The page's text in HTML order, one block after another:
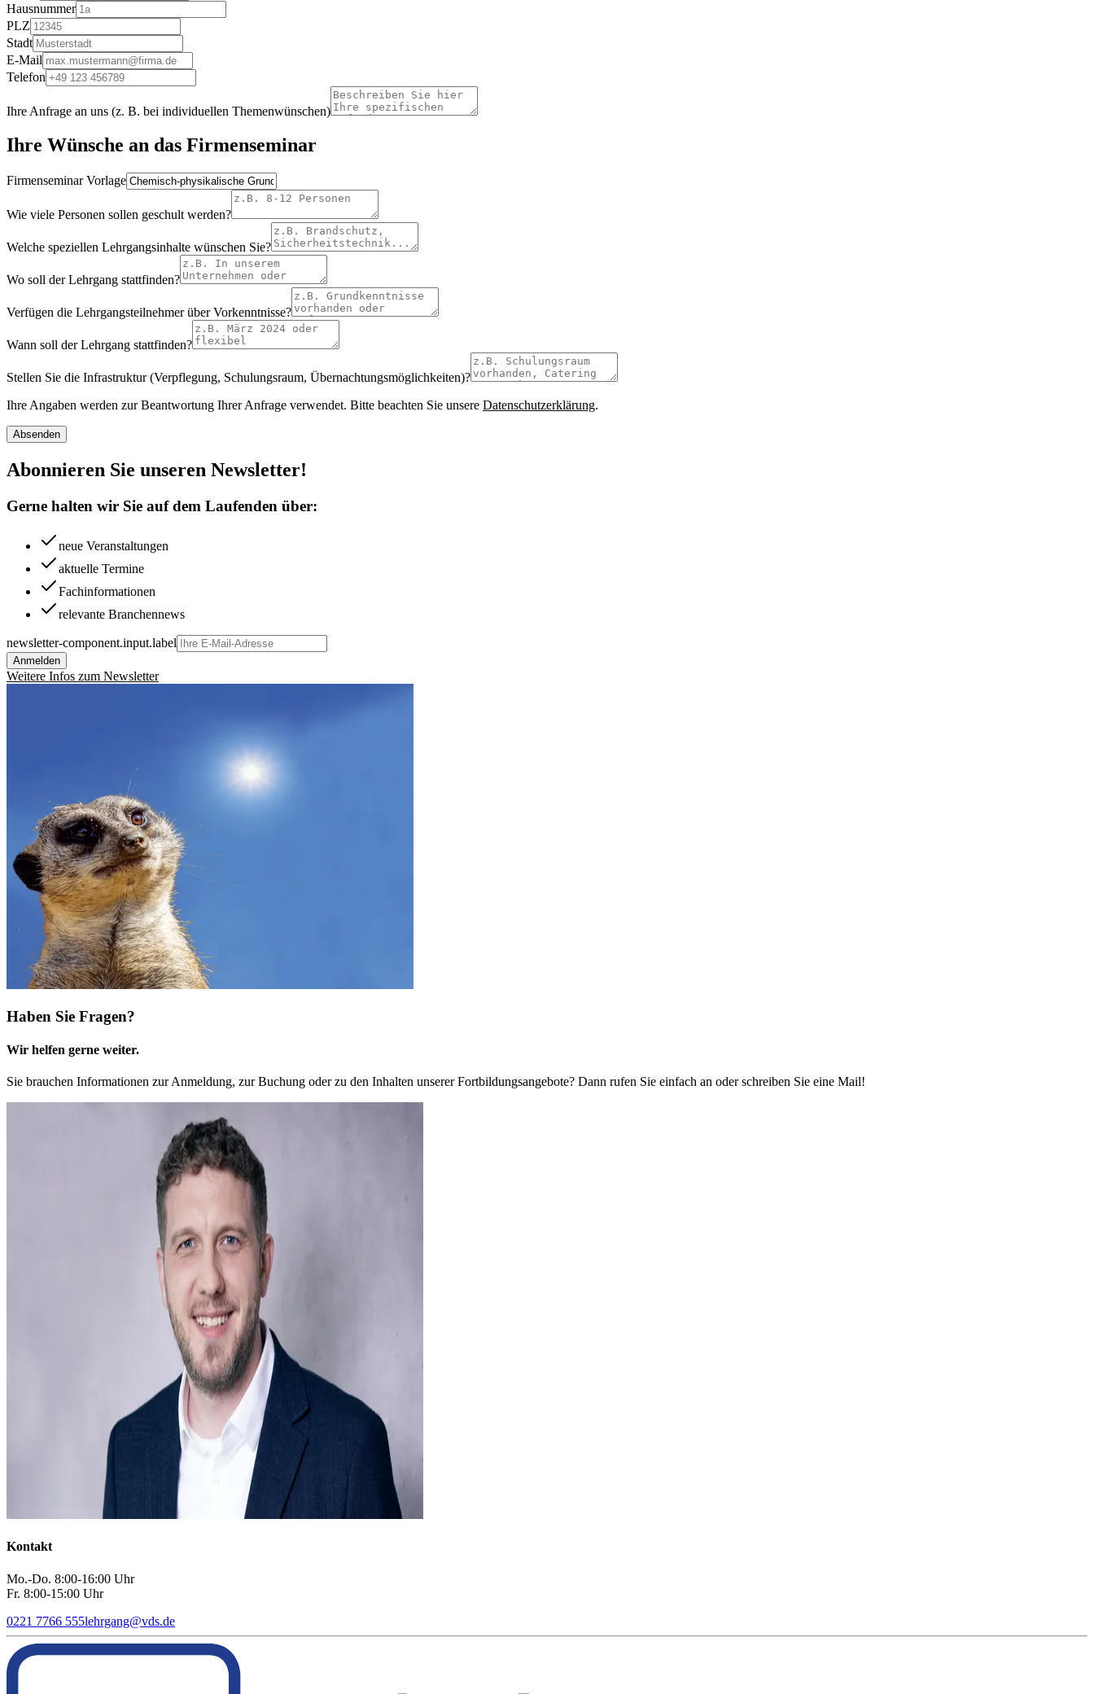
Hausnummer
PLZ
Stadt
E-Mail
Telefon
Ihre Anfrage an uns (z. B. bei individuellen Themenwünschen)
Ihre Wünsche an das Firmenseminar
Firmenseminar Vorlage
Wie viele Personen sollen geschult werden?
Welche speziellen Lehrgangsinhalte wünschen Sie?
Wo soll der Lehrgang stattfinden?
Verfügen die Lehrgangsteilnehmer über Vorkenntnisse?
Wann soll der Lehrgang stattfinden?
Stellen Sie die Infrastruktur (Verpflegung, Schulungsraum, Übernachtungsmöglichkeiten)?
Ihre Angaben werden zur Beantwortung Ihrer Anfrage verwendet. Bitte beachten Sie unsere Datenschutzerklärung.
Absenden
Abonnieren Sie unseren Newsletter!
Gerne halten wir Sie auf dem Laufenden über:
neue Veranstaltungen
aktuelle Termine
Fachinformationen
relevante Branchennews
newsletter-component.input.label
Anmelden
Weitere Infos zum Newsletter
Haben Sie Fragen?
Wir helfen gerne weiter.
Sie brauchen Informationen zur Anmeldung, zur Buchung oder zu den Inhalten unserer Fortbildungsangebote? Dann rufen Sie einfach an oder schreiben Sie eine Mail!
Kontakt
Mo.-Do. 8:00-16:00 Uhr
Fr. 8:00-15:00 Uhr
0221 7766 555lehrgang@vds.de